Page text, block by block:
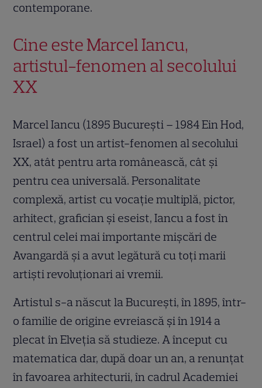
contemporane.
Cine este Marcel Iancu,
artistul-fenomen al secolului
XX
Marcel Iancu (1895 București – 1984 Ein Hod,
Israel) a fost un artist-fenomen al secolului
XX, atât pentru arta românească, cât și
pentru cea universală. Personalitate
complexă, artist cu vocație multiplă, pictor,
arhitect, grafician și eseist, Iancu a fost în
centrul celei mai importante mișcări de
Avangardă și a avut legătură cu toți marii
artiști revoluționari ai vremii.
Artistul s-a născut la București, în 1895, într-
o familie de origine evreiască și în 1914 a
plecat în Elveția să studieze. A început cu
matematica dar, după doar un an, a renunțat
în favoarea arhitecturii, în cadrul Academiei